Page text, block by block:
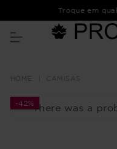
Troque em
CAMISAS
There was a
-42%